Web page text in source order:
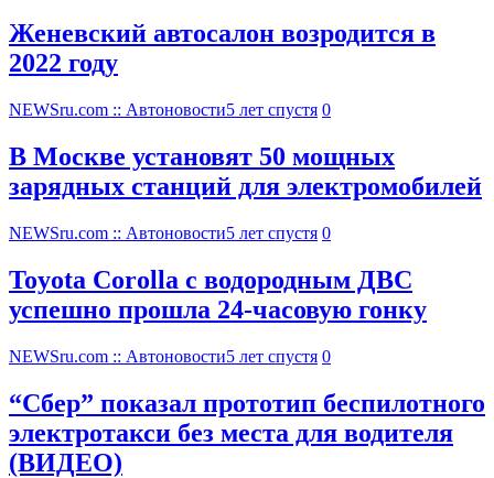
Женевский автосалон возродится в
2022 году
NEWSru.com :: Автоновости5 лет спустя 0
В Москве установят 50 мощных
зарядных станций для электромобилей
NEWSru.com :: Автоновости5 лет спустя 0
Toyota Corolla с водородным ДВС
успешно прошла 24-часовую гонку
NEWSru.com :: Автоновости5 лет спустя 0
“Сбер” показал прототип беспилотного
электротакси без места для водителя
(ВИДЕО)